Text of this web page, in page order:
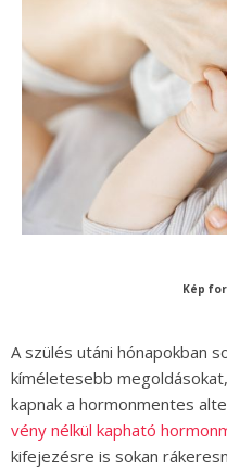
Kép
A szülés utáni hónapokban
kíméletesebb
kapnak a hormonmentes
vény nélkül kapható
kifejezésre is sokan